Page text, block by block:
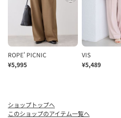
ショップトップへ
このショップのアイテム一覧へ